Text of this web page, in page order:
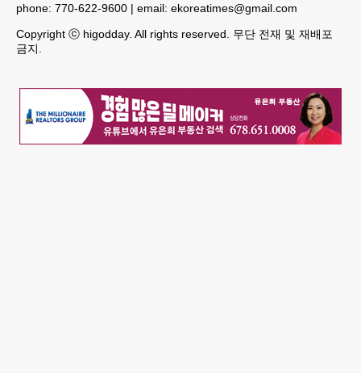
phone: 770-622-9600 | email: ekoreatimes@gmail.com
Copyright ⓒ higodday. All rights reserved. 무단 전재 및 재배포
금지.